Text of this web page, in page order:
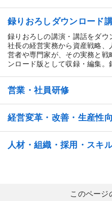
録りおろしダウンロード
録りおろしの講演・講話をダウ
社長の経営実務から資産戦略
営者や専門家が、その実務と戦
ンロード版として収録・編集。
営業・社員研修
経営変革・改善・生産性
人材・組織・採用・スキ
このページ